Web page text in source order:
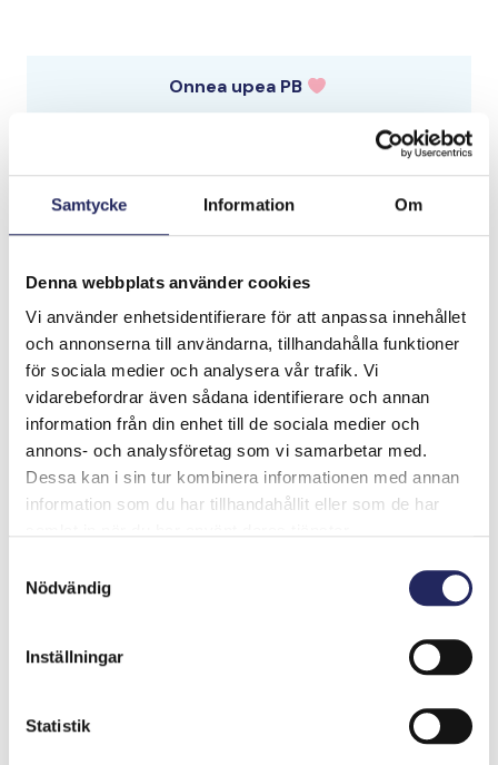
Samtycke Information Om
Denna webbplats använder cookies
Vi använder enhetsidentifierare för att anpassa innehållet
och annonserna till användarna, tillhandahålla funktioner
för sociala medier och analysera vår trafik. Vi
vidarebefordrar även sådana identifierare och annan
information från din enhet till de sociala medier och
annons- och analysföretag som vi samarbetar med.
Dessa kan i sin tur kombinera informationen med annan
information som du har tillhandahållit eller som de har
Nödvändig
Inställningar
Statistik
Onnea upea PB
Onnea ja iloa PB!
Hyvää syntymäpäivää ihana PB, olkoon
levollisia ja nautinnollisia!
Paljon onnea PB
PB:lle
Wishing you a fabulous birthday!